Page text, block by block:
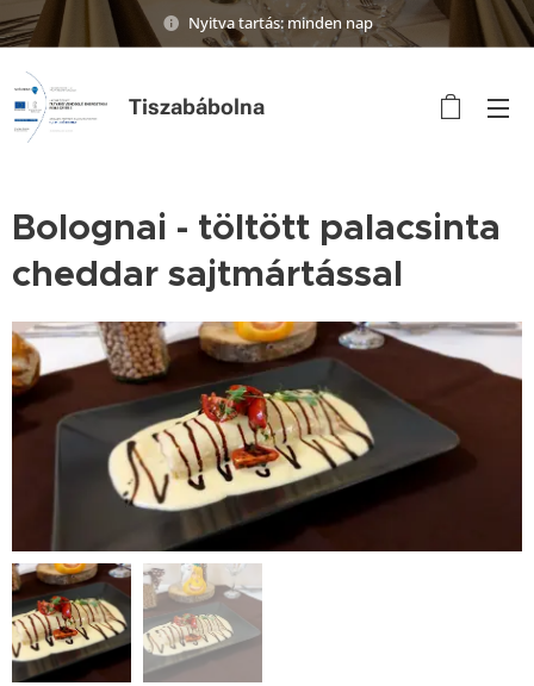
Nyitva tartás: minden nap
Tiszabábolna
Bolognai - töltött palacsinta
cheddar sajtmártással